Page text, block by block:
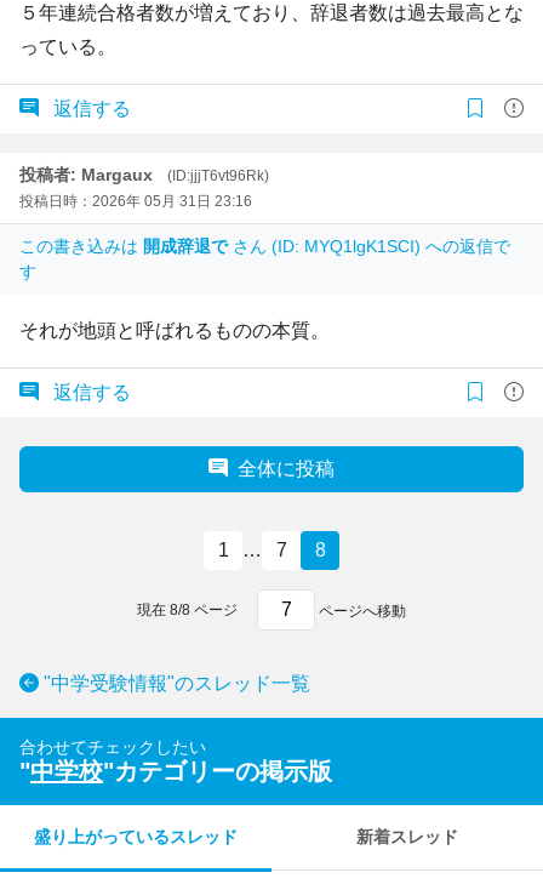
５年連続合格者数が増えており、辞退者数は過去最高とな
っている。
返信する
投稿者: Margaux
(ID:jjjT6vt96Rk)
投稿日時：2026年 05月 31日 23:16
この書き込みは 開成辞退で さん (ID: MYQ1lgK1SCI) への返信で
す
それが地頭と呼ばれるものの本質。
返信する
全体に投稿
1 … 7 8
現在 8/8 ページ ページへ移動
"中学受験情報"のスレッド一覧
合わせてチェックしたい
"中学校"カテゴリーの掲示版
盛り上がっているスレッド 新着スレッド